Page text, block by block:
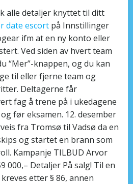
alle detaljer knyttet til ditt
date escort på Innstillinger
ifm at en ny konto eller
Ved siden av hvert team
“Mer”-knappen, og du kan
til eller fjerne team og
Deltagerne får
fag å trene på i ukedagene
før eksamen. 12. desember
fra Tromsø til Vadsø da en
og startet en brann som
Kampanje TILBUD Arvor
000,– Detaljer På salg! Til en
etter § 86, annen